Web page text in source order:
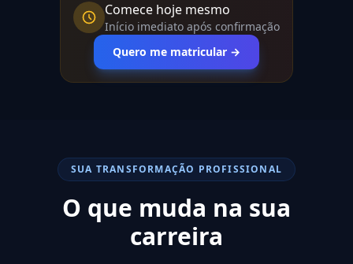
Comece hoje mesmo
Início imediato após confirmação
Quero me matricular →
SUA TRANSFORMAÇÃO PROFISSIONAL
O que muda na sua
carreira